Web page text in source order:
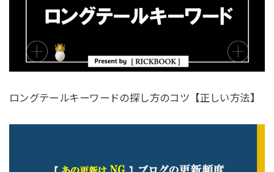
ロングテールキーワードの探し方のコツ【正しい方法】